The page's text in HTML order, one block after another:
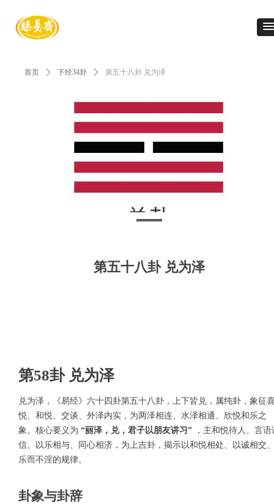
首页 ꄲ 下经34卦 ꄲ 第五十八卦 兑为泽
第五十八卦 兑为泽
第58卦 兑为泽
兑为泽，《易经》六十四卦第五十八卦，上下皆兑，属纯卦，象征
悦、和悦、交谈、外泽内实，为两泽相连、水泽相通、欣悦和乐之
象。核心要义为 “丽泽，兑，君子以朋友讲习” ，主和悦待人、言语
信、以乐相与、同心相济，为上吉卦，揭示以和悦相处、以诚相交
乐而不淫的规律。
卦象与卦辞